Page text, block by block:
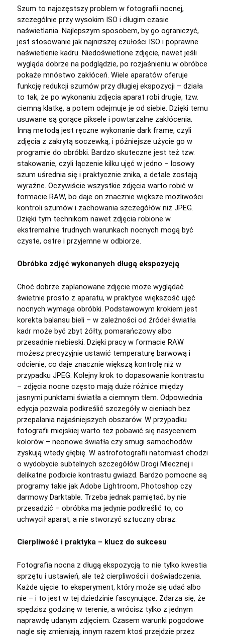
Szum to najczęstszy problem w fotografii nocnej,
szczególnie przy wysokim ISO i długim czasie
naświetlania. Najlepszym sposobem, by go ograniczyć,
jest stosowanie jak najniższej czułości ISO i poprawne
naświetlenie kadru. Niedoświetlone zdjęcie, nawet jeśli
wygląda dobrze na podglądzie, po rozjaśnieniu w obróbce
pokaże mnóstwo zakłóceń. Wiele aparatów oferuje
funkcję redukcji szumów przy długiej ekspozycji – działa
to tak, że po wykonaniu zdjęcia aparat robi drugie, tzw.
ciemną klatkę, a potem odejmuje je od siebie. Dzięki temu
usuwane są gorące piksele i powtarzalne zakłócenia.
Inną metodą jest ręczne wykonanie dark frame, czyli
zdjęcia z zakrytą soczewką, i późniejsze użycie go w
programie do obróbki. Bardzo skuteczne jest też tzw.
stakowanie, czyli łączenie kilku ujęć w jedno – losowy
szum uśrednia się i praktycznie znika, a detale zostają
wyraźne. Oczywiście wszystkie zdjęcia warto robić w
formacie RAW, bo daje on znacznie większe możliwości
kontroli szumów i zachowania szczegółów niż JPEG.
Dzięki tym technikom nawet zdjęcia robione w
ekstremalnie trudnych warunkach nocnych mogą być
czyste, ostre i przyjemne w odbiorze.
Obróbka zdjęć wykonanych długą ekspozycją
Choć dobrze zaplanowane zdjęcie może wyglądać
świetnie prosto z aparatu, w praktyce większość ujęć
nocnych wymaga obróbki. Podstawowym krokiem jest
korekta balansu bieli – w zależności od źródeł światła
kadr może być zbyt żółty, pomarańczowy albo
przesadnie niebieski. Dzięki pracy w formacie RAW
możesz precyzyjnie ustawić temperaturę barwową i
odcienie, co daje znacznie większą kontrolę niż w
przypadku JPEG. Kolejny krok to dopasowanie kontrastu
– zdjęcia nocne często mają duże różnice między
jasnymi punktami światła a ciemnym tłem. Odpowiednia
edycja pozwala podkreślić szczegóły w cieniach bez
przepalania najjaśniejszych obszarów. W przypadku
fotografii miejskiej warto też pobawić się nasyceniem
kolorów – neonowe światła czy smugi samochodów
zyskują wtedy głębię. W astrofotografii natomiast chodzi
o wydobycie subtelnych szczegółów Drogi Mlecznej i
delikatne podbicie kontrastu gwiazd. Bardzo pomocne są
programy takie jak Adobe Lightroom, Photoshop czy
darmowy Darktable. Trzeba jednak pamiętać, by nie
przesadzić – obróbka ma jedynie podkreślić to, co
uchwycił aparat, a nie stworzyć sztuczny obraz.
Cierpliwość i praktyka – klucz do sukcesu
Fotografia nocna z długą ekspozycją to nie tylko kwestia
sprzętu i ustawień, ale też cierpliwości i doświadczenia.
Każde ujęcie to eksperyment, który może się udać albo
nie – i to jest w tej dziedzinie fascynujące. Zdarza się, że
spędzisz godzinę w terenie, a wrócisz tylko z jednym
naprawdę udanym zdjęciem. Czasem warunki pogodowe
nagle się zmieniają, innym razem ktoś przejdzie przez